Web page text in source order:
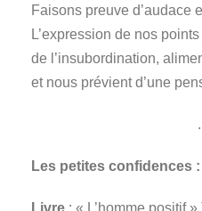
Faisons preuve d’audace
L’expression de nos
de l’insubordination,
et nous prévient d’une
.
Les petites confidences :
Livre : « L’homme positif